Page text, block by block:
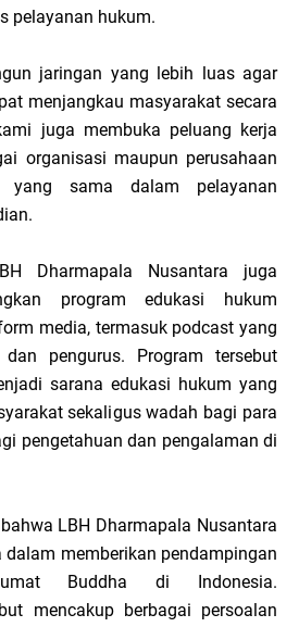
pelayanan hukum.
jaringan yang lebih luas agar
menjangkau masyarakat secara
juga membuka peluang kerja
organisasi maupun perusahaan
sama dalam pelayanan
Dharmapala Nusantara juga
program edukasi hukum
media, termasuk podcast yang
pengurus. Program tersebut
sarana edukasi hukum yang
sekaligus wadah bagi para
pengetahuan dan pengalaman di
LBH Dharmapala Nusantara
memberikan pendampingan
Buddha di Indonesia.
mencakup berbagai persoalan